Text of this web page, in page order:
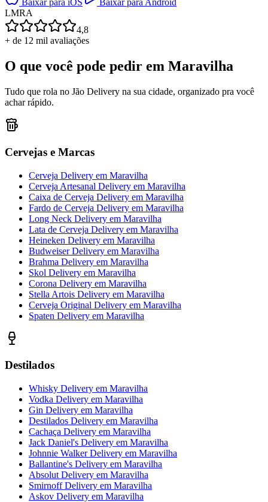
Baixar para iOS
Baixar para Android
LMRA
4,8
+ de 12 mil avaliações
O que você pode pedir em Maravilha
Tudo que rola no Jão Delivery na sua cidade, organizado pra você
achar rápido.
Cervejas e Marcas
Cerveja Delivery em Maravilha
Cerveja Artesanal Delivery em Maravilha
Caixa de Cerveja Delivery em Maravilha
Fardo de Cerveja Delivery em Maravilha
Long Neck Delivery em Maravilha
Lata de Cerveja Delivery em Maravilha
Heineken Delivery em Maravilha
Budweiser Delivery em Maravilha
Brahma Delivery em Maravilha
Skol Delivery em Maravilha
Corona Delivery em Maravilha
Stella Artois Delivery em Maravilha
Cerveja Original Delivery em Maravilha
Spaten Delivery em Maravilha
Destilados
Whisky Delivery em Maravilha
Vodka Delivery em Maravilha
Gin Delivery em Maravilha
Destilados Delivery em Maravilha
Cachaça Delivery em Maravilha
Jack Daniel's Delivery em Maravilha
Johnnie Walker Delivery em Maravilha
Ballantine's Delivery em Maravilha
Absolut Delivery em Maravilha
Smirnoff Delivery em Maravilha
Askov Delivery em Maravilha